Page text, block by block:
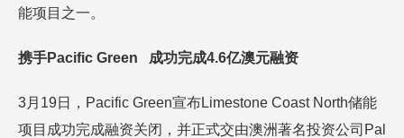
能项目之一。
携手Pacific Green 成功完成4.6亿澳元融资
3月19日，Pacific Green宣布Limestone Coast North储能
项目成功完成融资关闭，并正式交由澳洲著名投资公司Pal